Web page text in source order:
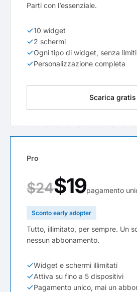
Parti con l’essenziale.
10 widget
2 schermi
Ogni tipo di widget, senza limiti
Personalizzazione completa
Scarica gratis
Pro
$24$19pagamento
Sconto early adopter
Tutto, illimitato, per sempre. Un
nessun abbonamento.
Widget e schermi illimitati
Attiva su fino a 5 dispositivi
Pagamento unico, mai un